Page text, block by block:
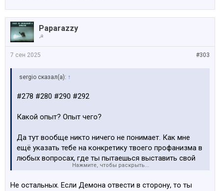
Paparazzy
☭
#303
7 сен 2025
sergio сказал(а): ↑
#278 #280 #290 #292
Какой опыт? Опыт чего?
Да тут вообще никто ничего не понимает. Как мне
ещё указать тебе на конкретику твоего профанизма в
любых вопросах, где ты пытаешься выставить свой
какой-то мистический "опыт" за истину, а всех
сделать даже тогда, когда тебе чётко говорят, что
Нажмите, чтобы раскрыть...
Не остальных. Если Демона отвести в сторону, то ты